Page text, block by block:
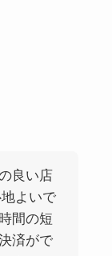
良い店
よいで
間の短
済がで